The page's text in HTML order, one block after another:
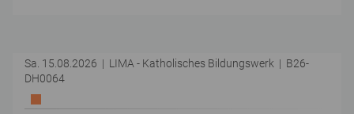
Sa. 15.08.2026 | LIMA - Katholisches Bildungswerk | B26-
DH0064